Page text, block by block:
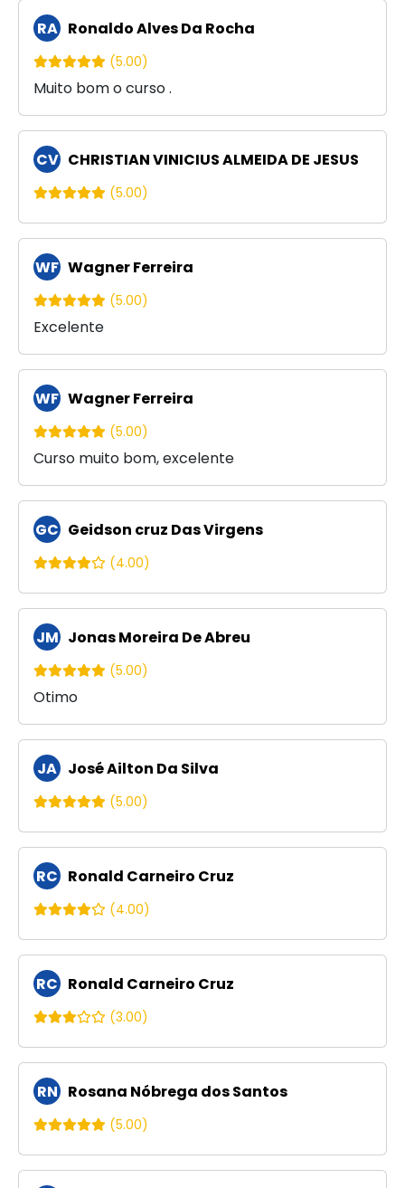
RA Ronaldo Alves Da Rocha
(5.00)
Muito bom o curso .
CV CHRISTIAN VINICIUS ALMEIDA DE JESUS
(5.00)
WF Wagner Ferreira
(5.00)
Excelente
WF Wagner Ferreira
(5.00)
Curso muito bom, excelente
GC Geidson cruz Das Virgens
(4.00)
JM Jonas Moreira De Abreu
(5.00)
Otimo
JA José Ailton Da Silva
(5.00)
RC Ronald Carneiro Cruz
(4.00)
RC Ronald Carneiro Cruz
(3.00)
RN Rosana Nóbrega dos Santos
(5.00)